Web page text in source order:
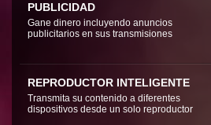
PUBLICIDAD
Gane dinero incluyendo anuncios
publicitarios en sus transmisiones
REPRODUCTOR INTELIGENTE
Transmita su contenido a diferentes
dispositivos desde un solo reproductor